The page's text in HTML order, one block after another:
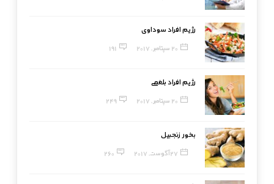
رژیم افراد سوداوی
20 سپتامبر, 2017 191
رژیم افراد بلغمی
20 سپتامبر, 2017 249
بخور زنجبیل
27 آگوست, 2017 260